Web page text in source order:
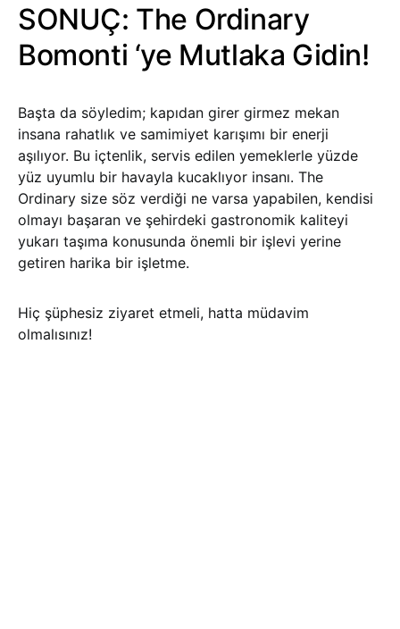
SONUÇ: The Ordinary
Bomonti ‘ye Mutlaka Gidin!
Başta da söyledim; kapıdan girer girmez mekan
insana rahatlık ve samimiyet karışımı bir enerji
aşılıyor. Bu içtenlik, servis edilen yemeklerle yüzde
yüz uyumlu bir havayla kucaklıyor insanı. The
Ordinary size söz verdiği ne varsa yapabilen, kendisi
olmayı başaran ve şehirdeki gastronomik kaliteyi
yukarı taşıma konusunda önemli bir işlevi yerine
getiren harika bir işletme.
Hiç şüphesiz ziyaret etmeli, hatta müdavim
olmalısınız!